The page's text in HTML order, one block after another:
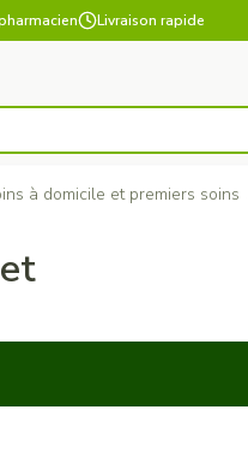
Livraison rapide
à domicile et premiers soins